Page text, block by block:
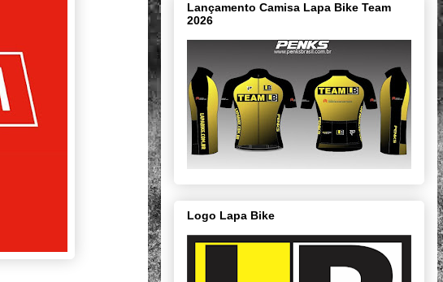
Lançamento Camisa Lapa Bike Team
2026
Logo Lapa Bike